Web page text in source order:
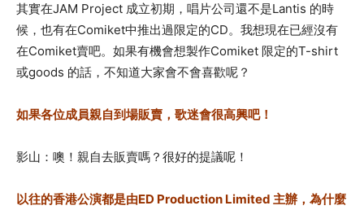
其實在JAM Project 成立初期，唱片公司還不是Lantis 的時
候，也有在Comiket中推出過限定的CD。我想現在已經沒有
在Comiket賣吧。如果有機會想製作Comiket 限定的T-shirt
或goods 的話，不知道大家會不會喜歡呢？
如果各位成員親自到場販賣，歌迷會很高興吧！
影山：噢！親自去販賣嗎？很好的提議呢！
以往的香港公演都是由ED Production Limited 主辦，為什麼